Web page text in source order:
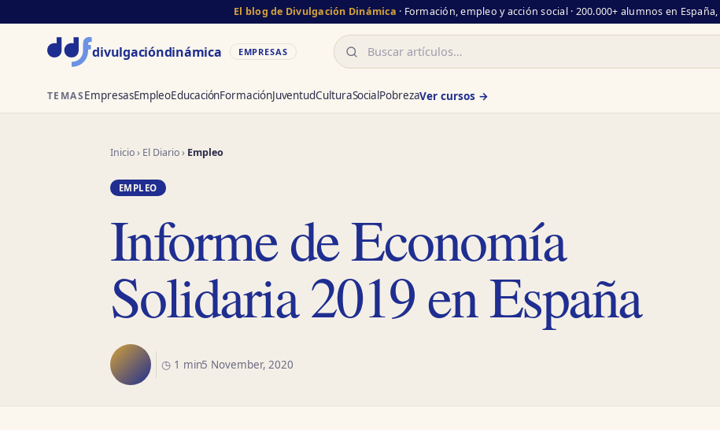
El blog de Divulgación Dinámica · Formación, empleo y acción social · 200.000+ alumnos en
divulgacióndinámica EMPRESAS Buscar
TEMASEmpresasEmpleoEducaciónFormaciónJuventudCulturaSocialPobrezaVer cursos →
Inicio› El Diario› Empleo
EMPLEO
Informe de Economía
Solidaria 2019 en España
◷ 1 min5 November, 2020